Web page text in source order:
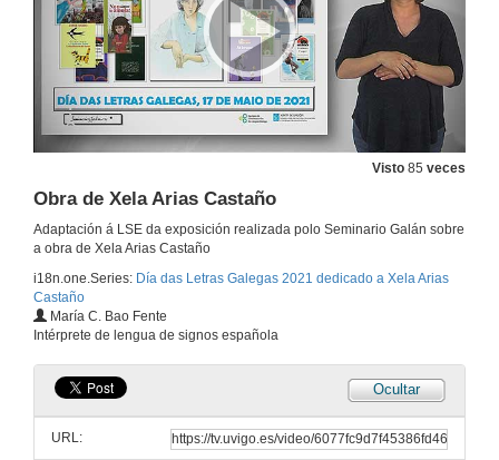
Visto 85 veces
Obra de Xela Arias Castaño
Adaptación á LSE da exposición realizada polo Seminario Galán sobre
a obra de Xela Arias Castaño
i18n.one.Series: Día das Letras Galegas 2021 dedicado a Xela Arias
Castaño
María C. Bao Fente
Intérprete de lengua de signos española
Ocultar
URL:
5 de abr. de 2021